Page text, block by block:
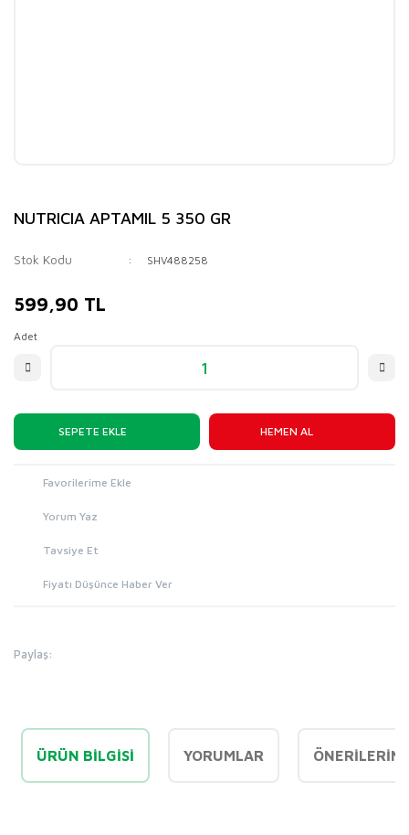
NUTRICIA APTAMIL 5 350 GR
Stok Kodu SHV488258
599,90 TL
Adet
SEPETE EKLE HEMEN AL
Yorum Yaz
Tavsiye Et
Fiyatı Düşünce Haber Ver
Paylaş:
ÜRÜN BILGISI YORUMLAR